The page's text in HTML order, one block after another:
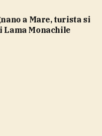
Monachile